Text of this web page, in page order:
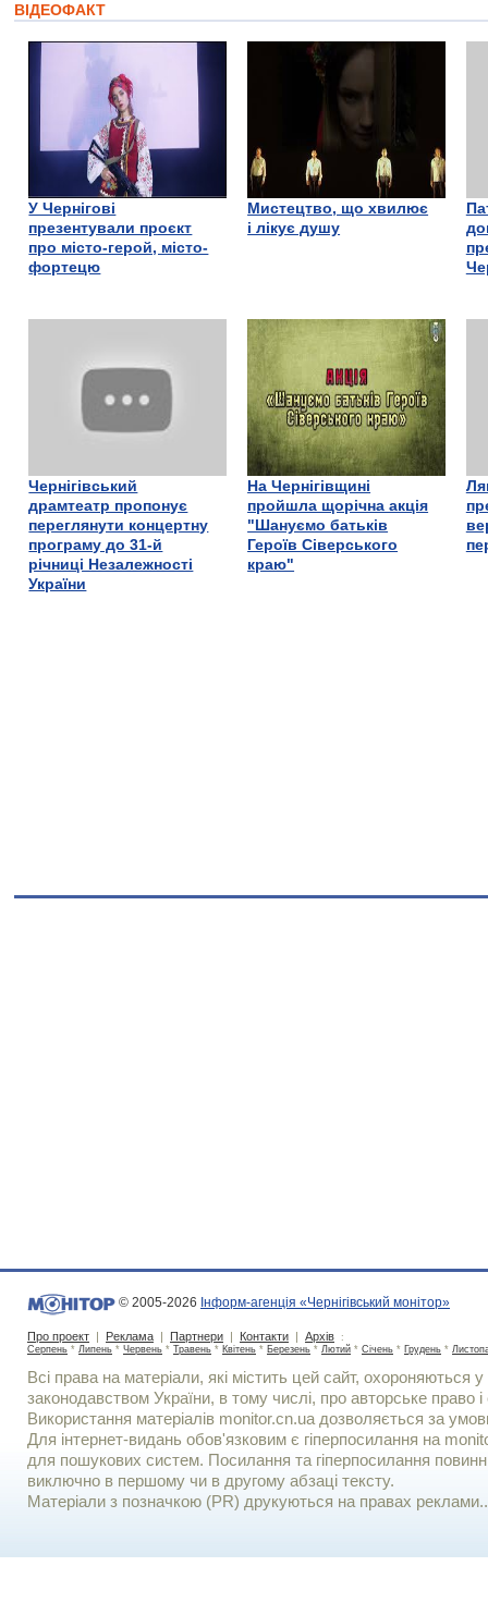
ВІДЕОФАКТ
У Чернігові
презентували проєкт
про місто-герой, місто-
фортецю
Мистецтво, що хвилює
і лікує душу
Чернігівський
драмтеатр пропонує
переглянути концертну
програму до 31-й
річниці Незалежності
України
На Чернігівщині
пройшла щорічна акція
"Шануємо батьків
Героїв Сіверського
краю"
© 2005-2026 Інформ-агенція «Чернігівський монітор»
Про проект | Реклама | Партнери | Контакти | Архів :
Серпень * Липень * Червень * Травень * Квітень * Березень * Лютий * Січень * Грудень *
Всі права на матеріали, які містить цей сайт, охороняються у
законодавством України, в тому числі, про авторське право і
Використання матерiалiв monitor.cn.ua дозволяється за
Для iнтернет-видань обов'язковим є гiперпосилання на
для пошукових систем. Посилання та гіперпосилання
виключно в першому чи в другому абзаці тексту.
Матеріали з позначкою (PR) друкуються на правах реклами..